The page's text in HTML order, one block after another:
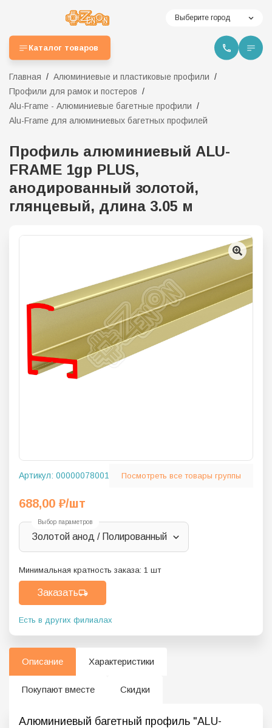
Выберите город
Каталог товаров
Главная
Алюминиевые и пластиковые профили
Профили для рамок и постеров
Alu-Frame - Алюминиевые багетные профили
Alu-Frame для алюминиевых багетных профилей
Профиль алюминиевый ALU-
FRAME 1gp PLUS,
анодированный золотой,
глянцевый, длина 3.05 м
Артикул: 00000078001 Посмотреть все товары группы
688,00 ₽/шт
Выбор параметров
Золотой анод / Полированный
Минимальная кратность заказа: 1 шт
Заказать
Есть в других филиалах
Описание Характеристики
Покупают вместе Скидки
Алюминиевый багетный профиль "ALU-